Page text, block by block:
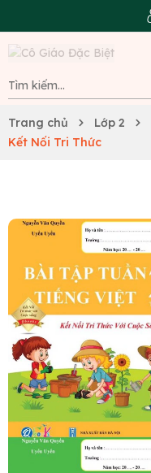
Trang chủ Lớp 2
Kết Nối Tri Thức